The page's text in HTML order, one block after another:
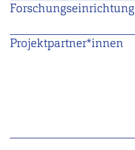
Forschungseinrichtung
Projektpartner*innen